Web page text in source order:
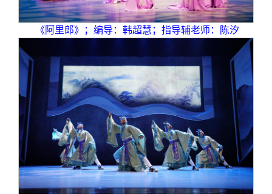
《阿里郎》；编导：韩超慧；指导辅老师：陈汐